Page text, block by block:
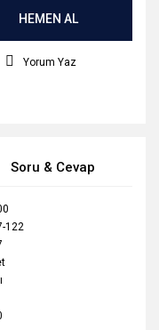
HEMEN AL
Yorum Yaz
Soru & Cevap
122